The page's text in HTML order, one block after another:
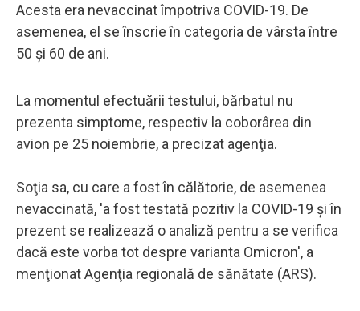
Acesta era nevaccinat împotriva COVID-19. De
asemenea, el se înscrie în categoria de vârsta între
50 şi 60 de ani.
La momentul efectuării testului, bărbatul nu
prezenta simptome, respectiv la coborârea din
avion pe 25 noiembrie, a precizat agenţia.
Soţia sa, cu care a fost în călătorie, de asemenea
nevaccinată, 'a fost testată pozitiv la COVID-19 şi în
prezent se realizează o analiză pentru a se verifica
dacă este vorba tot despre varianta Omicron', a
menţionat Agenţia regională de sănătate (ARS).